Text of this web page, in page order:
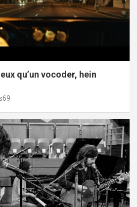
qu’un vocoder, hein